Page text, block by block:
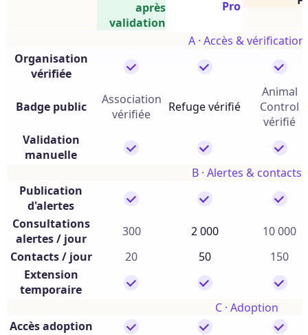
après
validation
Pro
A · Accès & vérification
Organisation
vérifiée
Badge public
Association
vérifiée
Refuge vérifié
Animal
Control
vérifié
Validation
manuelle
B · Alertes & contacts
Publication
d'alertes
Consultations
alertes / jour
300 2 000
10 000
Contacts / jour
20 50
150
Extension
temporaire
C · Adoption
Accès adoption